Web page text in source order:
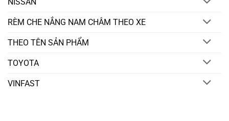
NISSAN
RÈM CHE NẮNG NAM CHÂM THEO XE
THEO TÊN SẢN PHẨM
TOYOTA
VINFAST